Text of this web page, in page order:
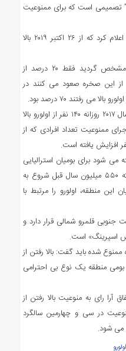
تصمیمی است که برای ممنوعیت
پارک ملی اولورو-کاتاجوتا در سال ۲۰۱۷ اعلام کرد که از ۲۶ اکتبر ۲۰۱۹ بالا
این تصمیم بعد از آن اتخاذ شد که مشخص گردید فقط ۲۰ درصد از
از این صخره صعود می کنند در
می رفتند ۷۰ درصد بود.
زمانی که این تصمیم اتخاذ شد یعنی سال ۲۰۱۷ روزانه ۱۴۰ نفر از اولورو بالا
ممنوعیت تعداد افرادی که از
می شود برای بومیان استرالیایی
مکانی مقدس است و گمان می رود که ۵۵۰ میلیون سال قبل شروع به
این منطقه، اولورو را مرتبط با
جنوبی قلمرو شمالی قرار دارد و
اسپرینگ» است.
ممنوع شده باید گفت: بالا رفتن از
بومی منطقه یک نوع بی احترامی
۱۲ نفره به اتفاق آرا رای به منوعیت بالا رفتن از
در سی و چهارمین سالگرد
می شود.
اولورو